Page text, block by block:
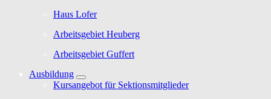
Haus Lofer
Arbeitsgebiet Heuberg
Arbeitsgebiet Guffert
Ausbildung
Kursangebot für Sektionsmitglieder